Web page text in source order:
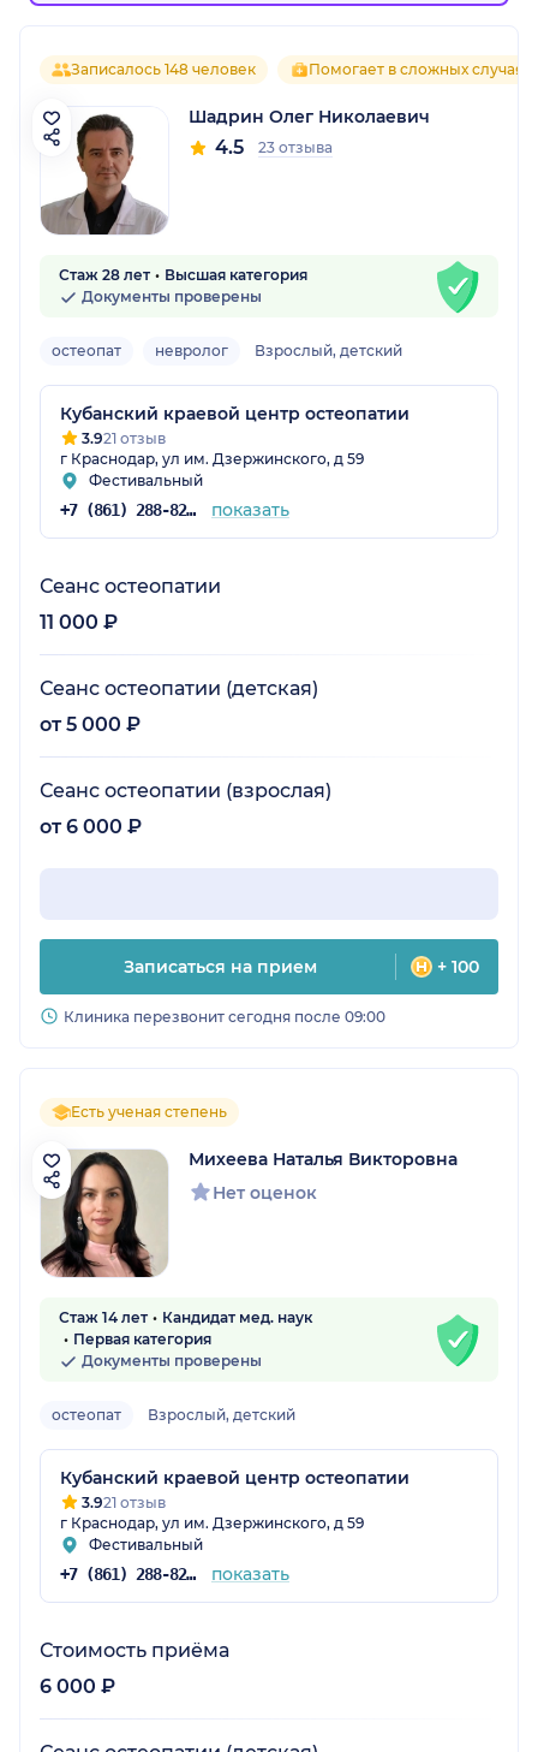
Записалось 148 человек Помогает в сложных случаях
Шадрин Олег Николаевич
4.5 23 отзыва
Стаж 28 лет
Высшая категория
Документы проверены
остеопат невролог Взрослый, детский
Кубанский краевой центр остеопатии
3.921 отзыв
г Краснодар, ул им. Дзержинского, д 59
Фестивальный
+7 (861) 288-82-15 показать
Сеанс остеопатии
11 000 ₽
Сеанс остеопатии (детская)
от 5 000 ₽
Сеанс остеопатии (взрослая)
от 6 000 ₽
Записаться на прием + 100
Клиника перезвонит сегодня после 09:00
Есть ученая степень
Михеева Наталья Викторовна
Нет оценок
Стаж 14 лет
Кандидат мед. наук
Первая категория
Документы проверены
остеопат Взрослый, детский
Кубанский краевой центр остеопатии
3.921 отзыв
г Краснодар, ул им. Дзержинского, д 59
Фестивальный
+7 (861) 288-82-15 показать
Стоимость приёма
6 000 ₽